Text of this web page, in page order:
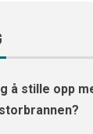
å stille opp
storbrannen?